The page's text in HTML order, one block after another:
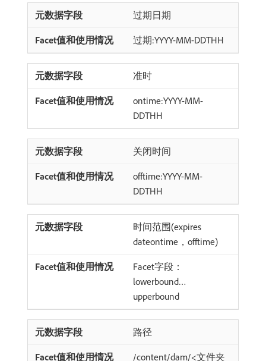
过期日期
过期:YYYY-MM-DDTHH
准时
ontime:YYYY-MM-
DDTHH
关闭时间
offtime:YYYY-MM-
DDTHH
时间范围(expires
dateontime，offtime)
Facet字段：
lowerbound…
upperbound
路径
/content/dam/<文件夹